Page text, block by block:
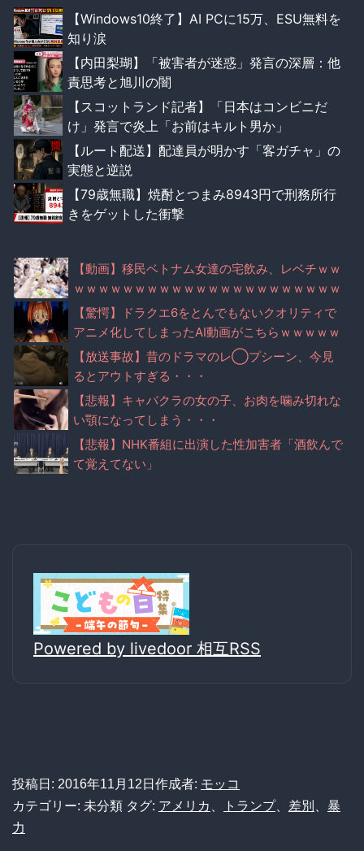
【Windows10終了】AI PCに15万、ESU無料を
知り涙
【内田梨瑚】「被害者が迷惑」発言の深層：他
責思考と旭川の闇
【スコットランド記者】「日本はコンビニだ
け」発言で炎上「お前はキルト男か」
【ルート配送】配達員が明かす「客ガチャ」の
実態と逆説
【79歳無職】焼酎とつまみ8943円で刑務所行
きをゲットした衝撃
【動画】移民ベトナム女達の宅飲み、レベチｗｗ
ｗｗｗｗｗｗｗｗｗｗｗｗｗｗｗｗｗｗｗｗｗｗ
【驚愕】ドラクエ6をとんでもないクオリティで
アニメ化してしまったAI動画がこちらｗｗｗｗｗ
【放送事故】昔のドラマのレ◯プシーン、今見
るとアウトすぎる・・・
【悲報】キャバクラの女の子、お肉を噛み切れな
い顎になってしまう・・・
【悲報】NHK番組に出演した性加害者「酒飲んで
て覚えてない」
Powered by livedoor 相互RSS
投稿日: 2016年11月12日 作成者: モッコ
カテゴリー: 未分類 タグ: アメリカ 、 トランプ、 差別 、 暴
力